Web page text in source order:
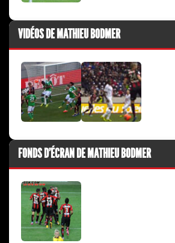
VIDÉOS DE MATHIEU BODMER
FONDS D'ÉCRAN DE MATHIEU BODMER